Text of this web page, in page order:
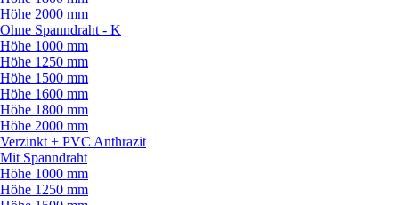
Höhe 2000 mm
Ohne Spanndraht - K
Höhe 1000 mm
Höhe 1250 mm
Höhe 1500 mm
Höhe 1600 mm
Höhe 1800 mm
Höhe 2000 mm
Verzinkt + PVC Anthrazit
Mit Spanndraht
Höhe 1000 mm
Höhe 1250 mm